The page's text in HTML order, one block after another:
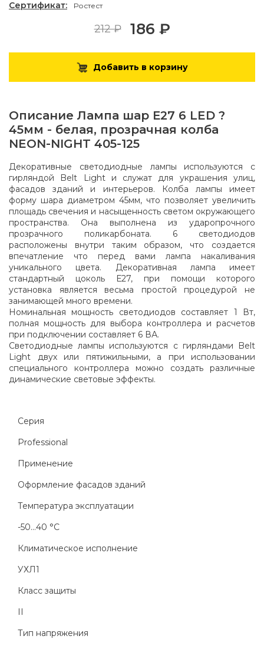
Сертификат: Ростест
212 ₽ 186 ₽
Добавить в корзину
ОписаниеЛампа шар Е27 6 LED ?
45мм - белая, прозрачная колба
NEON-NIGHT 405-125
Декоративные светодиодные лампы используются с
гирляндой Belt Light и служат для украшения улиц,
фасадов зданий и интерьеров. Колба лампы имеет
форму шара диаметром 45мм, что позволяет увеличить
площадь свечения и насыщенность светом окружающего
пространства. Она выполнена из ударопрочного
прозрачного поликарбоната. 6 светодиодов
расположены внутри таким образом, что создается
впечатление что перед вами лампа накаливания
уникального цвета. Декоративная лампа имеет
стандартный цоколь Е27, при помощи которого
установка является весьма простой процедурой не
занимающей много времени.
Номинальная мощность светодиодов составляет 1 Вт,
полная мощность для выбора контроллера и расчетов
при подключении составляет 6 ВА.
Светодиодные лампы используются с гирляндами Belt
Light двух или пятижильными, а при использовании
специального контроллера можно создать различные
динамические световые эффекты.
Серия
Professional
Применение
Оформление фасадов зданий
Температура эксплуатации
-50...40 °C
Климатическое исполнение
УХЛ1
Класс защиты
II
Тип напряжения